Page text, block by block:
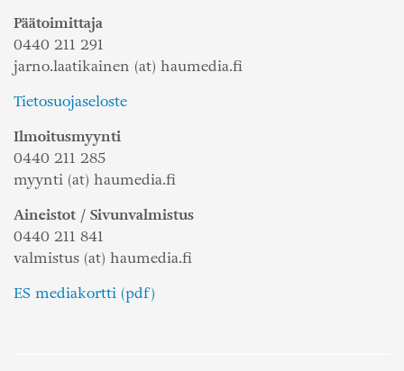
Päätoimittaja
0440 211 291
jarno.laatikainen (at) haumedia.fi
Tietosuojaseloste
Ilmoitusmyynti
0440 211 285
myynti (at) haumedia.fi
Aineistot / Sivunvalmistus
0440 211 841
valmistus (at) haumedia.fi
ES mediakortti (pdf)